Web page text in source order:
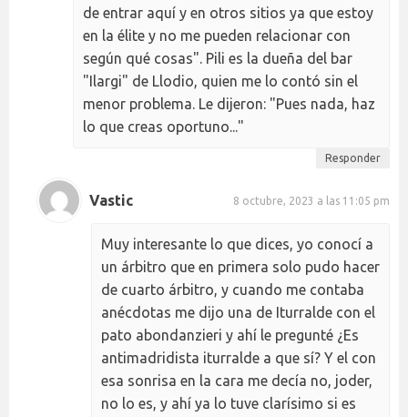
de entrar aquí y en otros sitios ya que estoy
en la élite y no me pueden relacionar con
según qué cosas". Pili es la dueña del bar
"Ilargi" de Llodio, quien me lo contó sin el
menor problema. Le dijeron: "Pues nada, haz
lo que creas oportuno..."
Responder
Vastic 8 octubre, 2023 a las 11:05 pm
Muy interesante lo que dices, yo conocí a
un árbitro que en primera solo pudo hacer
de cuarto árbitro, y cuando me contaba
anécdotas me dijo una de Iturralde con el
pato abondanzieri y ahí le pregunté ¿Es
antimadridista iturralde a que sí? Y el con
esa sonrisa en la cara me decía no, joder,
no lo es, y ahí ya lo tuve clarísimo si es